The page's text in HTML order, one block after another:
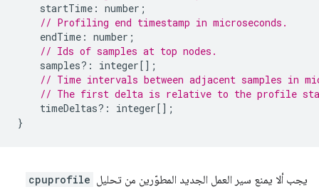
startTime : number ;
// Profiling end timestamp in microseconds.
endTime : number ;
// Ids of samples at top nodes.
samples?: integer[];
// Time intervals between adjacent samples in
// The first delta is relative to the profile
timeDeltas?: integer[];
}
يجب ألا يمنع سير العمل الجديد المطوّرين من تحليل cpuprofile